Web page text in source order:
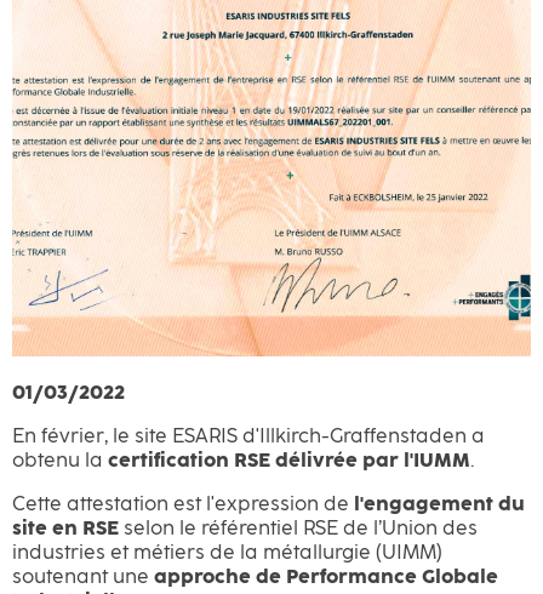
01/03/2022
En février, le site ESARIS d'Illkirch-Graffenstaden a
obtenu la certification RSE délivrée par l'IUMM.
Cette attestation est l'expression de
l'engagement du
site en RSE selon le référentiel RSE de l’Union des
industries et métiers de la métallurgie (UIMM)
soutenant une approche de Performance Globale